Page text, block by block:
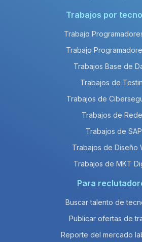
Trabajos por
Trabajo
Trabajo
Trabajos Base de
Trabajos de
Trabajos de
Trabajos de
Trabajos de SAP
Trabajos de Diseño
Trabajos de MKT
Para
Buscar talento de
Publicar ofertas de
Reporte del mercado